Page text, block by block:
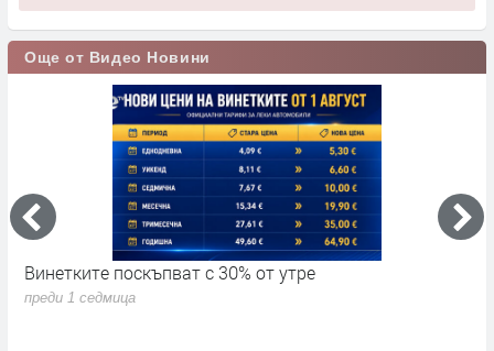
Още от Видео Новини
Винетките поскъпват с 30% от утре
преди 1 седмица